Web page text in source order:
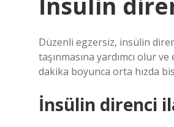
Düzenli egzersiz, insülin
taşınmasına yardımcı olur
dakika boyunca orta hızda
İnsülin direnci